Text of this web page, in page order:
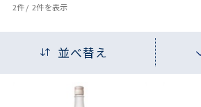
2件 / 2件を表示
並べ替え